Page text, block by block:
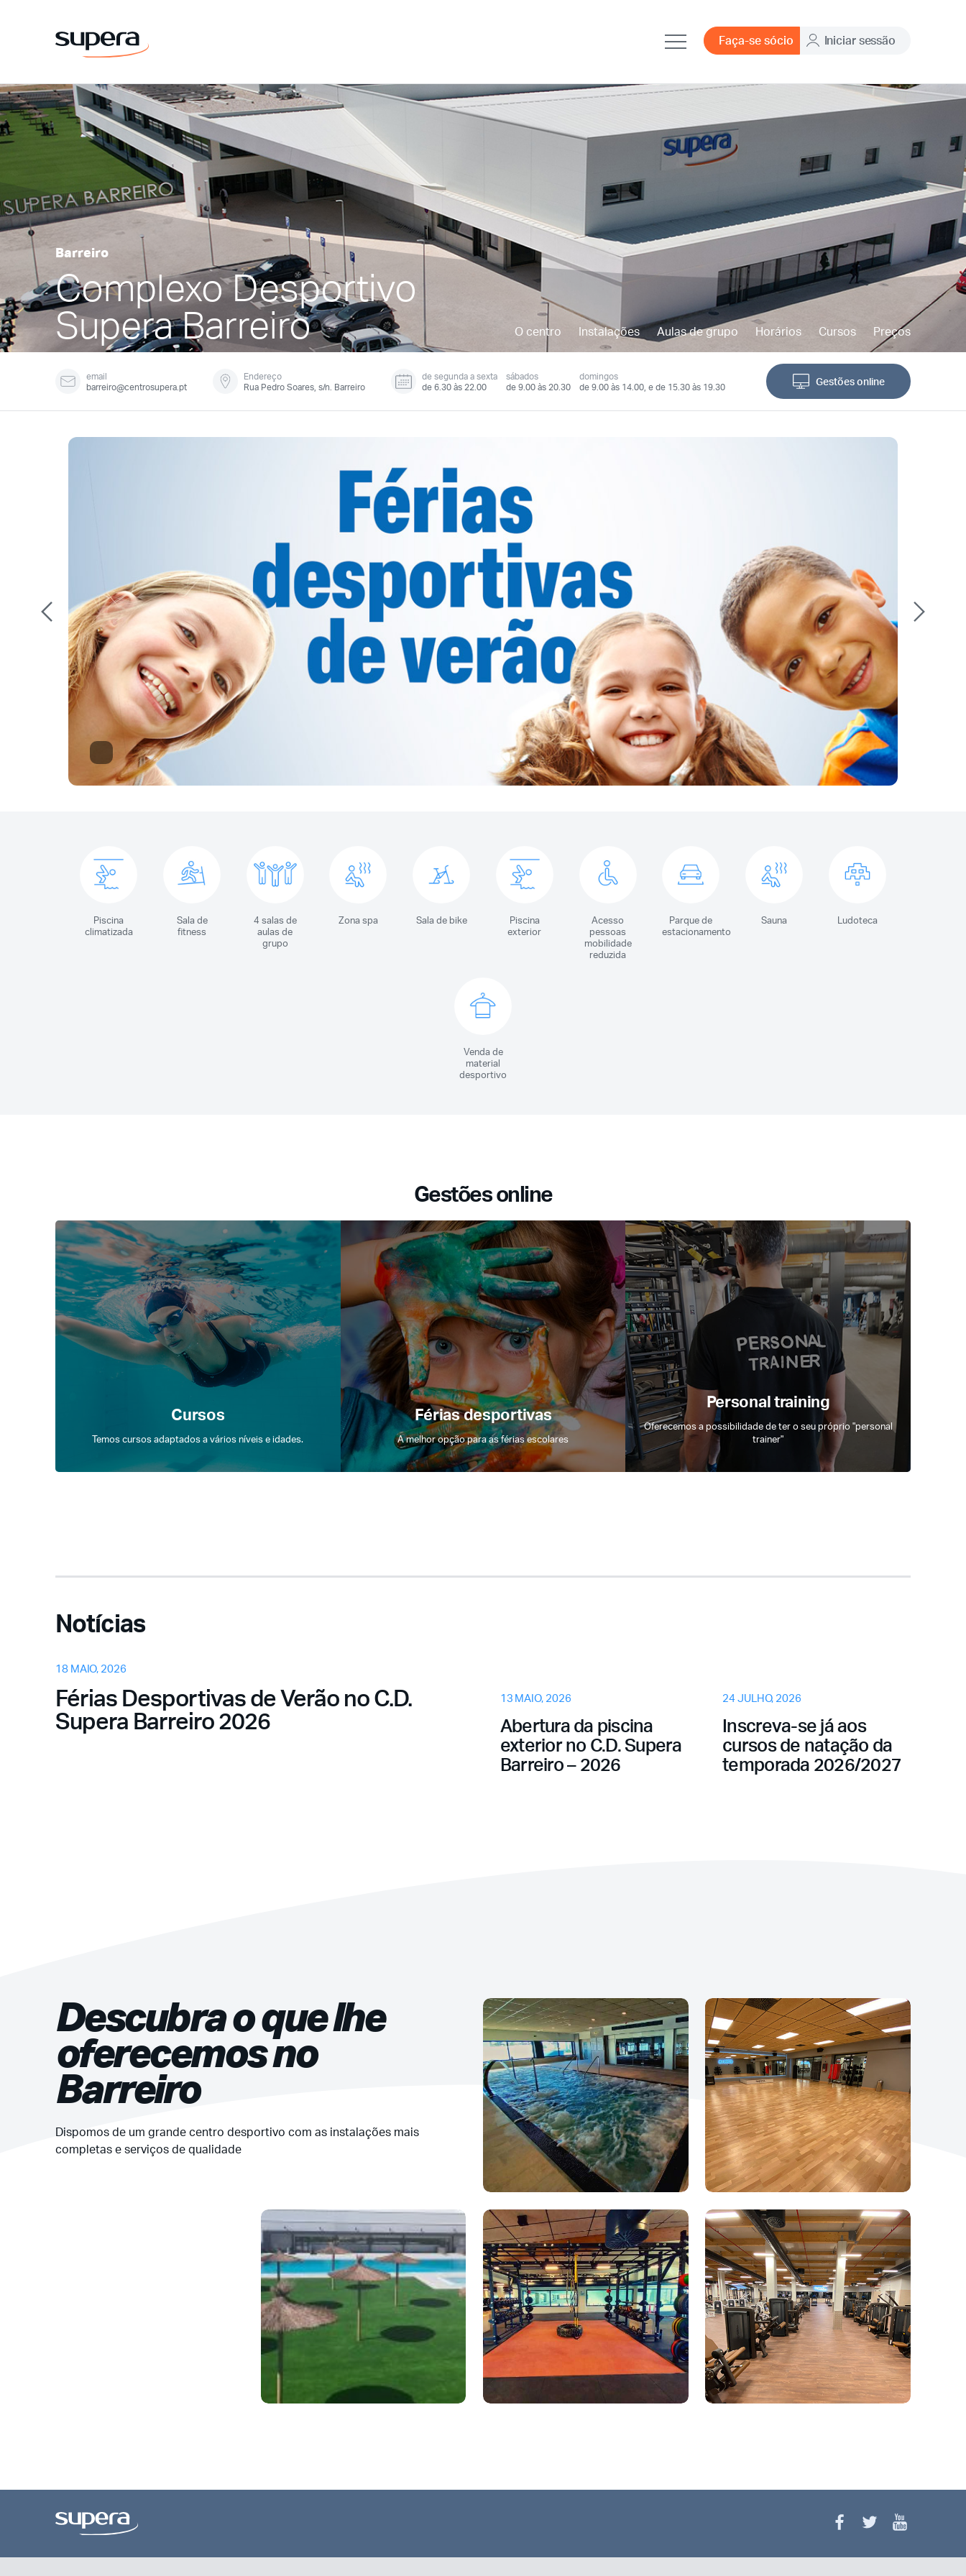
Acesso sócios
Faça-se sócio Iniciar sessão
Barreiro
Complexo Desportivo
Supera Barreiro
O centro Instalações Aulas de grupo Horários Cursos Preços
email
barreiro@centrosupera.pt
Endereço
Rua Pedro Soares, s/n. Barreiro
de segunda a sexta
de 6.30 às 22.00
sábados
de 9.00 às 20.30
domingos
de 9.00 às 14.00, e de 15.30 às 19.30
Gestões online
Piscina
climatizada
Sala de
fitness
4 salas de
aulas de
grupo
Zona spa Sala de bike
Piscina
exterior
Acesso
pessoas
mobilidade
reduzida
Parque de
estacionamento
Sauna Ludoteca
Venda de
material
desportivo
Gestões online
Cursos
Temos cursos adaptados a vários níveis e idades.
Férias desportivas
A melhor opção para as férias escolares
Personal training
Oferecemos a possibilidade de ter o seu próprio "personal
trainer"
Notícias
18 MAIO, 2026
Férias Desportivas de Verão no C.D.
Supera Barreiro 2026
13 MAIO, 2026
Abertura da piscina
exterior no C.D. Supera
Barreiro – 2026
24 JULHO, 2026
Inscreva-se já aos
cursos de natação da
temporada 2026/2027
Descubra o que lhe
oferecemos no
Barreiro
Dispomos de um grande centro desportivo com as instalações mais
completas e serviços de qualidade